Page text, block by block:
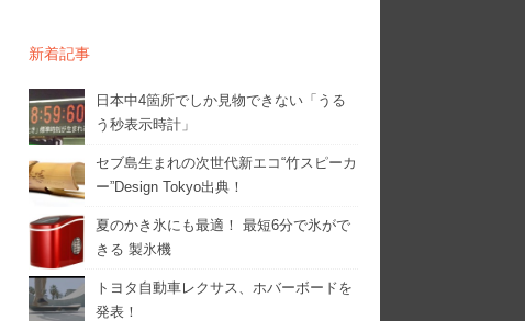
新着記事
日本中4箇所でしか見物できない「うる
う秒表示時計」
セブ島生まれの次世代新エコ“竹スピーカ
ー”Design Tokyo出典！
夏のかき氷にも最適！ 最短6分で氷がで
きる 製氷機
トヨタ自動車レクサス、ホバーボードを
発表！